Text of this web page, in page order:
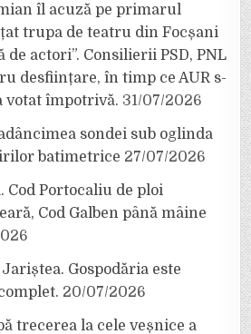
îl acuză pe primarul
trupa de teatru din Focșani
de actori”. Consilierii PSD, PNL
desființare, în timp ce AUR s-
votat împotrivă. 31/07/2026
sondei sub oglinda
batimetrice 27/07/2026
Cod Portocaliu de ploi
Cod Galben până mâine
Gospodăria este
20/07/2026
trecerea la cele veșnice a